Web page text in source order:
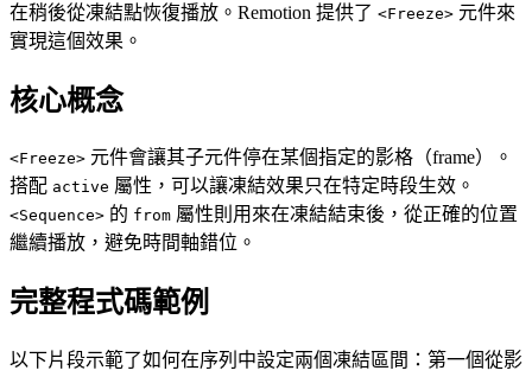
在稍後從凍結點恢復播放。Remotion 提供了 <Freeze> 元件來
實現這個效果。
核心概念
<Freeze> 元件會讓其子元件停在某個指定的影格（frame）。
搭配 active 屬性，可以讓凍結效果只在特定時段生效。
<Sequence> 的 from 屬性則用來在凍結結束後，從正確的位置
繼續播放，避免時間軸錯位。
完整程式碼範例
以下片段示範了如何在序列中設定兩個凍結區間：第一個從影